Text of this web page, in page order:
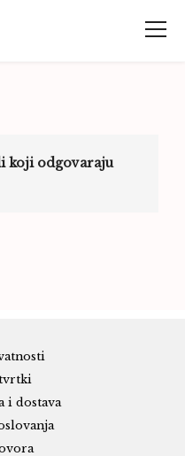
koji odgovaraju
i dostava